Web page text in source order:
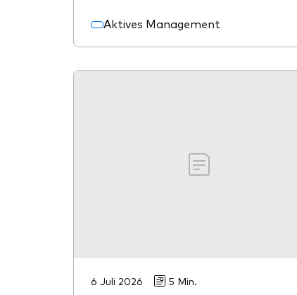
Aktives Management
6 Juli 2026 5 Min.